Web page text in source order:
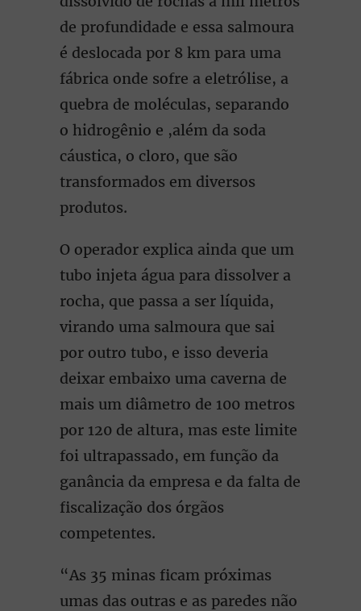
de profundidade e essa salmoura
é deslocada por 8 km para uma
fábrica onde sofre a eletrólise, a
quebra de moléculas, separando
o hidrogênio e ,além da soda
cáustica, o cloro, que são
transformados em diversos
produtos.
O operador explica ainda que um
tubo injeta água para dissolver a
rocha, que passa a ser líquida,
virando uma salmoura que sai
por outro tubo, e isso deveria
deixar embaixo uma caverna de
mais um diâmetro de 100 metros
por 120 de altura, mas este limite
foi ultrapassado, em função da
ganância da empresa e da falta de
fiscalização dos órgãos
competentes.
“As 35 minas ficam próximas
umas das outras e as paredes não